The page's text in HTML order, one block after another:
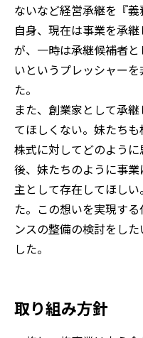
ないなど経営承継を『
自身、現在は事業を承
が、一時は承継候補者
いというプレッシャー
た。
また、創業家として承
てほしくない。妹たちも
株式に対してどのよう
後、妹たちのように事
主として存在してほし
た。この想いを実現す
ンスの整備の検討をし
した。
取り組み方針